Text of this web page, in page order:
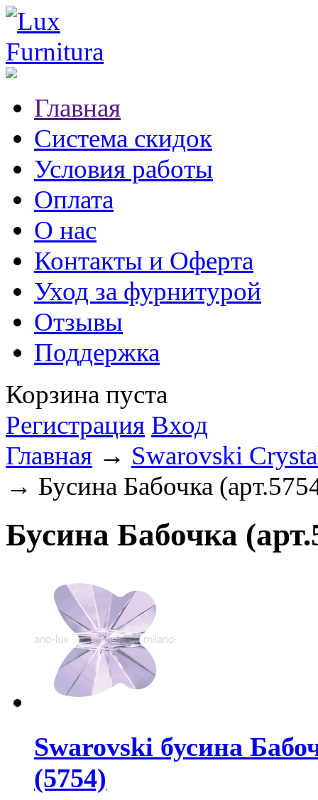
Главная
Система скидок
Условия работы
Оплата
О нас
Контакты и Оферта
Уход за фурнитурой
Отзывы
Поддержка
Корзина пуста
Регистрация Вход
Главная → Swarovski
→ Бусина Бабочка
Бусина Бабочка
Swarovski бусина
(5754)